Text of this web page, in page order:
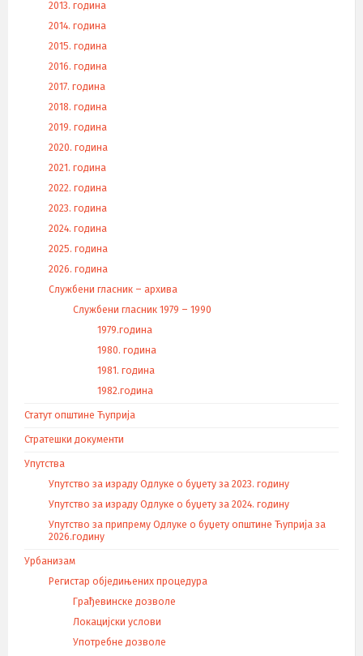
2013. година
2014. година
2015. година
2016. година
2017. година
2018. година
2019. година
2020. година
2021. година
2022. година
2023. година
2024. година
2025. година
2026. година
Службени гласник – архива
Службени гласник 1979 – 1990
1979.година
1980. година
1981. година
1982.година
Статут општине Ћуприја
Стратешки документи
Упутства
Упутство за израду Одлуке о буџету за 2023. годину
Упутство за израду Одлуке о буџету за 2024. годину
Упутство за припрему Одлуке о буџету општине Ћуприја за
2026.годину
Урбанизам
Регистар обједињених процедура
Грађевинске дозволе
Локацијски услови
Употребне дозволе